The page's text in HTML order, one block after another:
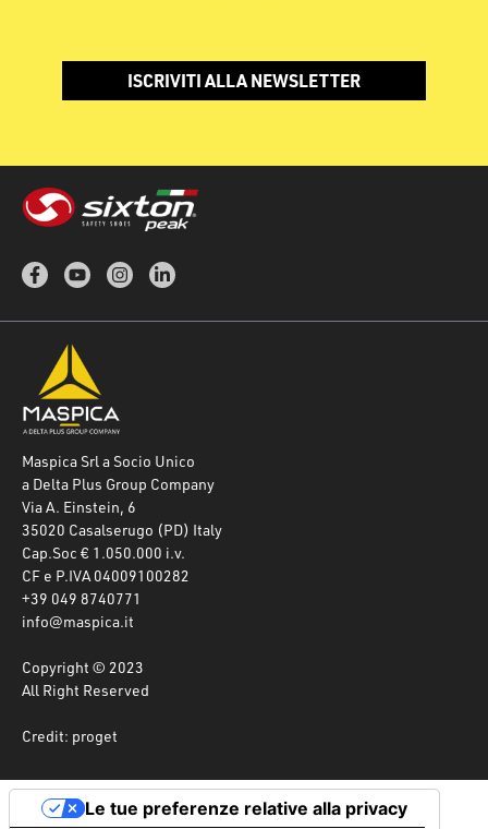
ISCRIVITI ALLA NEWSLETTER
Maspica Srl a Socio Unico
a Delta Plus Group Company
Via A. Einstein, 6
35020 Casalserugo (PD) Italy
Cap.Soc € 1.050.000 i.v.
CF e P.IVA 04009100282
+39 049 8740771
info@maspica.it
Copyright © 2023
All Right Reserved
Credit: proget
Le tue preferenze relative alla privacy